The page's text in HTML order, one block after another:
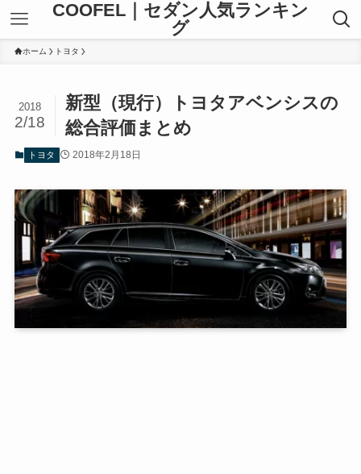
COOFEL｜セダン人気ランキン
グ
ホーム トヨタ
新型（現行）トヨタアベンシスの
総合評価まとめ
2018
2/18
トヨタ 2018年2月18日